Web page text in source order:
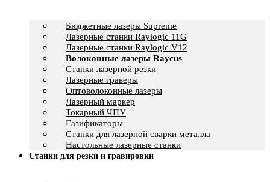
Бюджетные лазеры Supreme
Лазерные станки Raylogic 11G
Лазерные станки Raylogic V12
Волоконные лазеры Raycus
Станки лазерной резки
Лазерные граверы
Оптоволоконные лазеры
Лазерный маркер
Токарный ЧПУ
Газификаторы
Cтанки для лазерной сварки металла
Настольные лазерные станки
Станки для резки и гравировки